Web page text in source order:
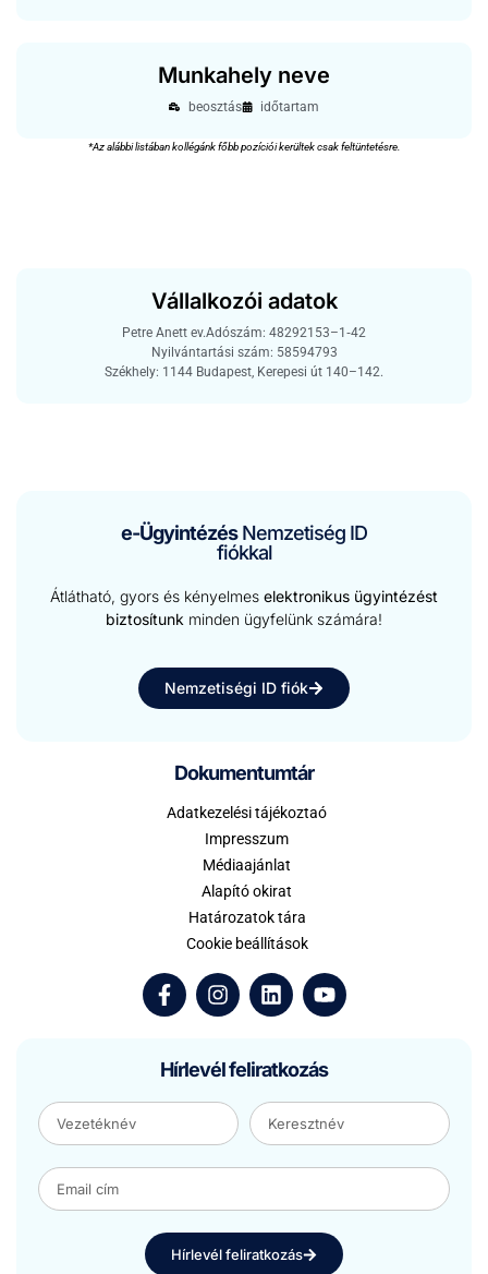
Munkahely neve
beosztás idő­tar­tam
*Az aláb­bi listában kol­légánk főbb pozí­ciói kerül­tek csak feltün­tetésre.
Vállalkozói adatok
Petre Anett ev.Adószám: 48292153–1‑42
Nyil­ván­tartási szám: 58594793
Székhe­ly: 1144 Budapest, Kerepe­si út 140–142.
e-ÜgyintézésNemzetiség ID
fiókkal
Átlátható, gyors és kényelmes elektronikus ügyintézést
biztosítunk minden ügyfelünk számára!
Nemzetiségi ID fiók
Dokumentumtár
Adatkezelési tájékoztaó
Impresszum
Médiaajánlat
Alapító okirat
Határozatok tára
Cookie beállítások
Hírlevél feliratkozás
Hírlevél feliratkozás